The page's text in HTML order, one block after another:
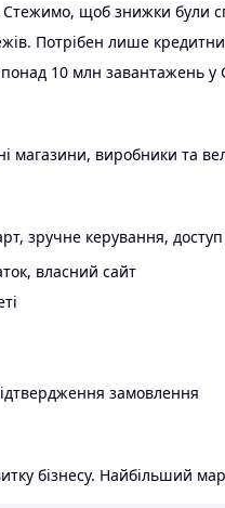
Стежимо, щоб знижки були
Потрібен лише
10 млн завантажень у
магазини, виробники та
зручне керування, доступ
власний сайт
замовлення
бізнесу. Найбільший